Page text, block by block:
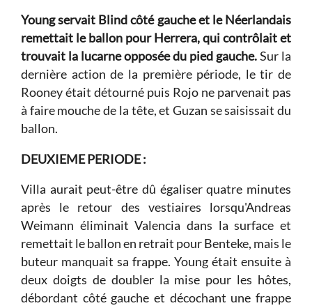
Young servait Blind côté gauche et le Néerlandais
remettait le ballon pour Herrera, qui contrôlait et
trouvait la lucarne opposée du pied gauche.Sur la
dernière action de la première période, le tir de
Rooney était détourné puis Rojo ne parvenait pas
à faire mouche de la tête, et Guzan se saisissait du
ballon.
DEUXIEME PERIODE :
Villa aurait peut-être dû égaliser quatre minutes
après le retour des vestiaires lorsqu'Andreas
Weimann éliminait Valencia dans la surface et
remettait le ballon en retrait pour Benteke, mais le
buteur manquait sa frappe. Young était ensuite à
deux doigts de doubler la mise pour les hôtes,
débordant côté gauche et décochant une frappe